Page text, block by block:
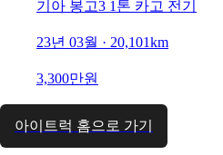
기아 봉고3 1톤 카고 전기
23년 03월 · 20,101km
3,300만원
아이트럭 홈으로 가기